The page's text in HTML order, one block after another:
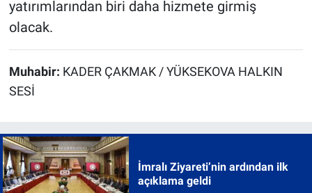
yatırımlarından biri daha hizmete girmiş
olacak.
Muhabir: KADER ÇAKMAK / YÜKSEKOVA HALKIN
SESİ
İmralı Ziyareti’nin ardından ilk
açıklama geldi